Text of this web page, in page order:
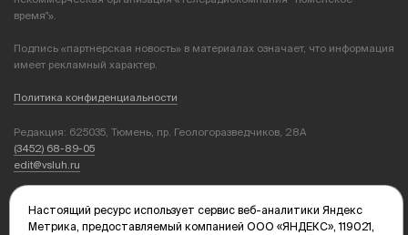
время"».
Подпись «партнерская новость» в материалах означает, что информация
имеет рекламный характер.
Политика конфиденциальности
Редакция: 625035, Тюмень, пр. Геологоразведчиков, 28А
(3452) 68-89-05
edit@vsluh.ru
kika@vsluh.ru
Настоящий ресурс использует сервис веб-аналитики Яндекс
Метрика, предоставляемый компанией ООО «ЯНДЕКС», 119021,